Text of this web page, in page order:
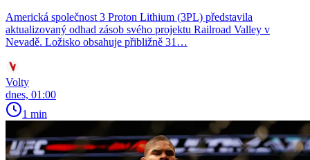
Americká společnost 3 Proton Lithium (3PL) představila
aktualizovaný odhad zásob svého projektu Railroad Valley v
Nevadě. Ložisko obsahuje přibližně 31…
Volty
dnes, 01:00
1 min